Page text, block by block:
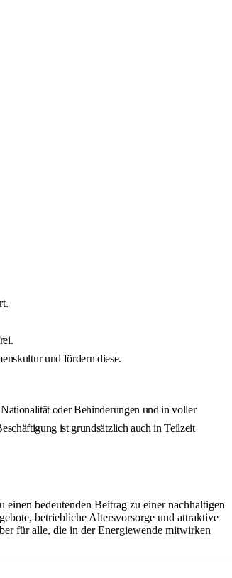
und fördern diese.
oder Behinderungen und in voller
ist grundsätzlich auch in Teilzeit
bedeutenden Beitrag zu einer nachhaltigen
betriebliche Altersvorsorge und attraktive
für alle, die in der Energiewende mitwirken